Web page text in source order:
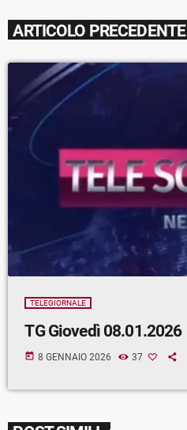
ARTICOLO PRECEDENTE
TELEGIORNALE
TG Giovedì 08.01.2026
today 8 GENNAIO 2026 37